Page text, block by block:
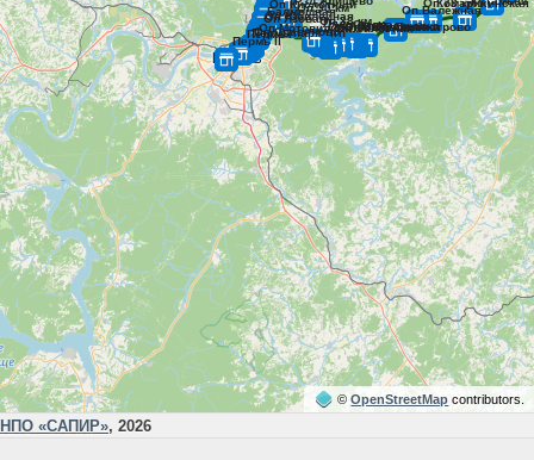
©OpenStreetMap contributors.
НПО «САПИР», 2026